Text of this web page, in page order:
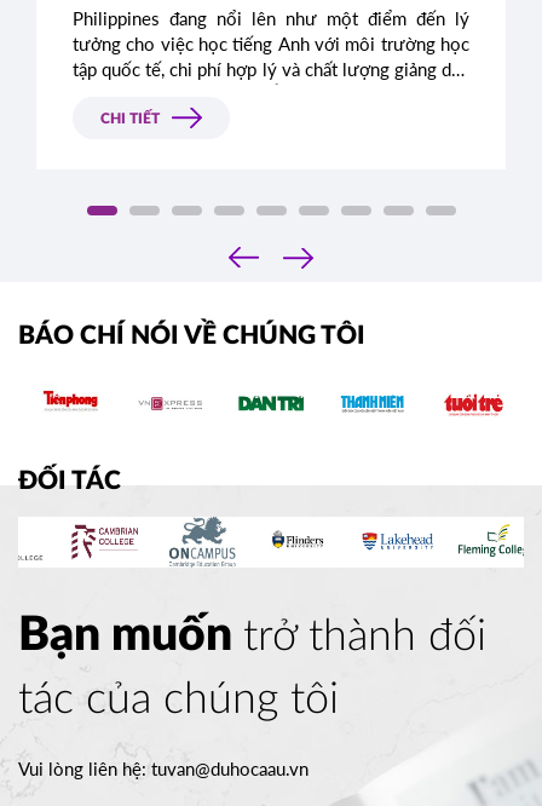
Philippines đang nổi lên như một điểm đến lý
tưởng cho việc học tiếng Anh với môi trường học
tập quốc tế, chi phí hợp lý và chất lượng giảng dạy
kinh nghiệm quý báu để bạn có thể tận dụng tối đa
CHI TIẾT
‹
›
BÁO CHÍ NÓI VỀ CHÚNG TÔI
ĐỐI TÁC
Bạn muốn trở thành đối
tác của chúng tôi
Vui lòng liên hệ: tuvan@duhocaau.vn